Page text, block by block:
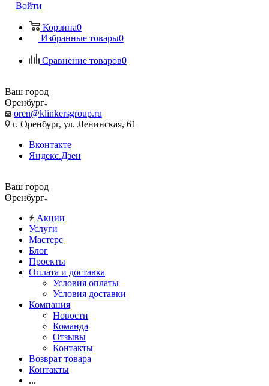
Войти
Корзина0
Избранные товары0
Сравнение товаров0
Ваш город
Оренбург
oren@klinkersgroup.ru
г. Оренбург, ул. Ленинская, 61
Вконтакте
Яндекс.Дзен
Ваш город
Оренбург
Акции
Услуги
Мастерс
Блог
Проекты
Оплата и доставка
Условия оплаты
Условия доставки
Компания
Новости
Команда
Отзывы
Контакты
Возврат товара
Контакты
...